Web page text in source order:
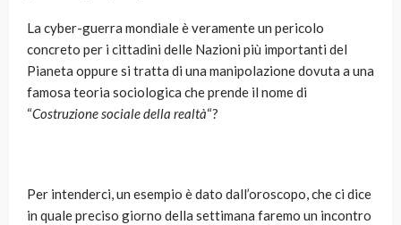
La cyber-guerra mondiale è veramente un pericolo
concreto per i cittadini delle Nazioni più importanti del
Pianeta oppure si tratta di una manipolazione dovuta a una
famosa teoria sociologica che prende il nome di
“Costruzione sociale della realtà“?
Per intenderci, un esempio è dato dall’oroscopo, che ci dice
in quale preciso giorno della settimana faremo un incontro